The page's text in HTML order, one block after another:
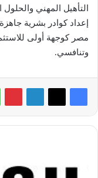
التأهيل المهني
إعداد كوادر بشرية
مصر كوجهة أولى
وتنافسي.
صياغة